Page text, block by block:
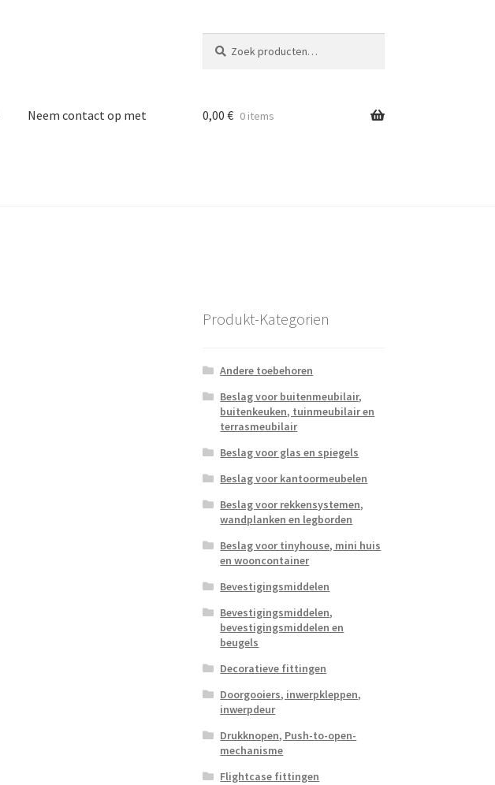
naar:
Neem contact op met 0,00 € 0 items
Produkt-Kategorien
Andere toebehoren
Beslag voor buitenmeubilair,
buitenkeuken, tuinmeubilair en
terrasmeubilair
Beslag voor glas en spiegels
Beslag voor kantoormeubelen
Beslag voor rekkensystemen,
wandplanken en legborden
Beslag voor tinyhouse, mini huis
en wooncontainer
Bevestigingsmiddelen
Bevestigingsmiddelen,
bevestigingsmiddelen en
beugels
Decoratieve fittingen
Doorgooiers, inwerpkleppen,
inwerpdeur
Drukknopen, Push-to-open-
mechanisme
Flightcase fittingen